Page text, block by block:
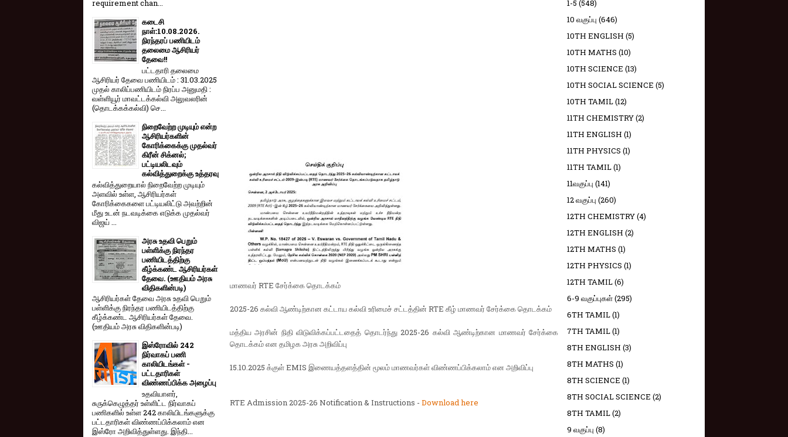
மாணவர் RTE சேர்க்கை தொடக்கம்
2025-26 கல்வி ஆண்டிற்கான கட்டாய கல்வி உரிமைச் சட்டத்தின் RTE கீழ் மாணவர் சேர்க்கை தொடக்கம்
மத்திய அரசின் நிதி விடுவிக்கப்பட்டதைத் தொடர்ந்து 2025-26 கல்வி ஆண்டிற்கான மாணவர் சேர்க்கை
தொடக்கம் என தமிழக அரசு அறிவிப்பு
15.10.2025 க்குள் EMIS இணையத்தளத்தின் மூலம் மாணவர்கள் விண்ணப்பிக்கலாம் என அறிவிப்பு
RTE Admission 2025-26 Notification & Instructions - Download here
requirement chan...
கடைசி
நாள்:10.08.2026.
நிரந்தரப் பணியிடம்
தலைமை ஆசிரியர்
தேவை!!
பட்டதாரி தலைமை
ஆசிரியர் தேவை பணியிடம் : 31.03.2025
முதல் காலிப்பணியிடம் நிரப்ப அனுமதி :
வள்ளியூர் மாவட்டக்கல்வி அலுவலரின்
(தொடக்கக்கல்வி) செ...
நிறைவேற்ற முடியும் என்ற
ஆசிரியர்களின்
கோரிக்கைக்கு முதல்வர்
கிரீன் சிக்னல்;
பட்டியலிடவும்
கல்வித்துறைக்கு உத்தரவு
கல்வித்துறையால் நிறைவேற்ற முடியும்
அளவில் உள்ள, ஆசிரியர்கள்
கோரிக்கைகளை பட்டியலிட்டு அவற்றின்
மீது உடன் நடவடிக்கை எடுக்க முதல்வர்
விஜய் ...
அரசு உதவி பெறும்
பள்ளிக்கு நிரந்தர
பணியிடத்திற்கு
கீழ்க்கண்ட ஆசிரியர்கள்
தேவை. (ஊதியம் அரசு
விதிகளின்படி)
ஆசிரியர்கள் தேவை அரசு உதவி பெறும்
பள்ளிக்கு நிரந்தர பணியிடத்திற்கு
கீழ்க்கண்ட ஆசிரியர்கள் தேவை.
(ஊதியம் அரசு விதிகளின்படி)
இஸ்ரோவில் 242
நிர்வாகப் பணி
காலியிடங்கள் -
பட்டதாரிகள்
விண்ணப்பிக்க அழைப்பு
உதவியாளர்,
சுருக்கெழுத்தர் உள்ளிட்ட நிர்வாகப்
பணிகளில் உள்ள 242 காலியிடங்களுக்கு
பட்டதாரிகள் விண்ணப்பிக்கலாம் என
இஸ்ரோ அறிவித்துள்ளது. இந்தி...
1-5 (548)
10 வகுப்பு (646)
10TH ENGLISH (5)
10TH MATHS (10)
10TH SCIENCE (13)
10TH SOCIAL SCIENCE (5)
10TH TAMIL(12)
11TH CHEMISTRY(2)
11TH ENGLISH (1)
11TH PHYSICS (1)
11TH TAMIL(1)
11வகுப்பு (141)
12 வகுப்பு (260)
12TH CHEMISTRY(4)
12TH ENGLISH (2)
12TH MATHS (1)
12TH PHYSICS (1)
12TH TAMIL(6)
6-9 வகுப்புகள்(295)
6TH TAMIL(1)
7TH TAMIL(1)
8TH ENGLISH (3)
8TH MATHS (1)
8TH SCIENCE (1)
8TH SOCIAL SCIENCE (2)
8TH TAMIL(2)
9 வகுப்பு (8)